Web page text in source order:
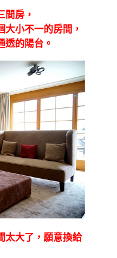
間房，
小不一的房間，
透的陽台。
太大了，願意換給